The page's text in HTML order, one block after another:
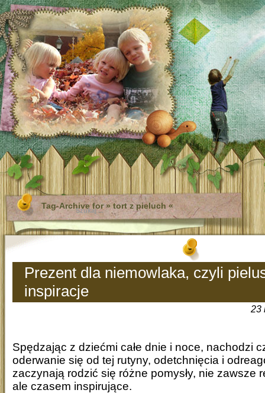
Tag-Archive for » tort z pieluch «
Prezent dla niemowlaka, czyli
inspiracje
23
Spędzając z dziećmi całe dnie i noce, nachodzi
oderwanie się od tej rutyny, odetchnięcia i
zaczynają rodzić się różne pomysły, nie zawsze
ale czasem inspirujące.